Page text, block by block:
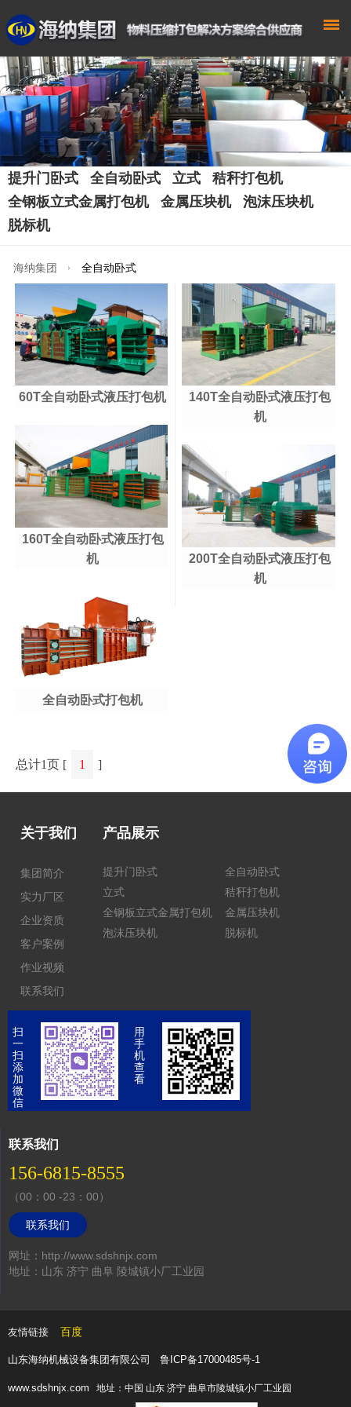
提升门卧式 全自动卧式 立式
秸秆打包机
全钢板立式金属打包机
金属压块机
泡沫压块机
脱标机
海纳集团 全自动卧式
60T全自动卧式液压打包机
160T全自动卧式液压打包
机
全自动卧式打包机
140T全自动卧式液压打包
机
200T全自动卧式液压打包
机
总计1页 [ 1 ]
关于我们
集团简介
实力厂区
企业资质
客户案例
作业视频
联系我们
产品展示
提升门卧式
全自动卧式
立式
秸秆打包机
全钢板立式金属打包机
金属压块机
泡沫压块机
脱标机
扫
一
扫
添
加
微
信
用
手
机
查
看
联系我们
156-6815-8555
（00：00 -23：00）
联系我们
网址：http://www.sdshnjx.com
地址：山东 济宁 曲阜 陵城镇小厂工业园
友情链接 百度
山东海纳机械设备集团有限公司 鲁ICP备17000485号-1
www.sdshnjx.com 地址：中国 山东 济宁 曲阜市陵城镇小厂工业园